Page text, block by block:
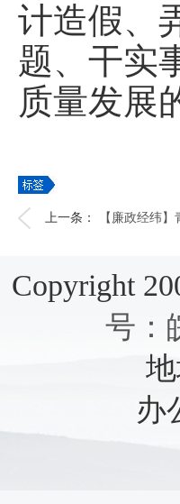
计造假、
题、干实
质量发展
上一条： 【廉政经纬
Copyright
号：
办